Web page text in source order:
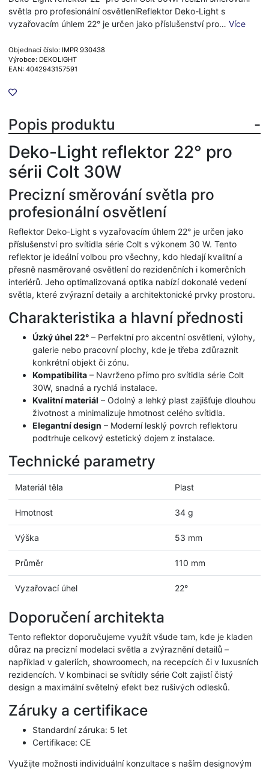
světla pro profesionální osvětleníReflektor Deko-Light s
vyzařovacím úhlem 22° je určen jako příslušenství pro… Více
Objednací číslo: IMPR 930438
Výrobce: DEKOLIGHT
EAN: 4042943157591
Popis produktu
Deko-Light reflektor 22° pro
sérii Colt 30W
Precizní směrování světla pro
profesionální osvětlení
Reflektor Deko-Light s vyzařovacím úhlem 22° je určen jako
příslušenství pro svítidla série Colt s výkonem 30 W. Tento
reflektor je ideální volbou pro všechny, kdo hledají kvalitní a
přesně nasměrované osvětlení do rezidenčních i komerčních
interiérů. Jeho optimalizovaná optika nabízí dokonalé vedení
světla, které zvýrazní detaily a architektonické prvky prostoru.
Charakteristika a hlavní přednosti
Úzký úhel 22° – Perfektní pro akcentní osvětlení, výlohy,
galerie nebo pracovní plochy, kde je třeba zdůraznit
konkrétní objekt či zónu.
Kompatibilita – Navrženo přímo pro svítidla série Colt
30W, snadná a rychlá instalace.
Kvalitní materiál – Odolný a lehký plast zajišťuje dlouhou
životnost a minimalizuje hmotnost celého svítidla.
Elegantní design – Moderní lesklý povrch reflektoru
podtrhuje celkový estetický dojem z instalace.
Technické parametry
Materiál těla Plast
Hmotnost 34 g
Výška 53 mm
Průměr 110 mm
Vyzařovací úhel 22°
Doporučení architekta
Tento reflektor doporučujeme využít všude tam, kde je kladen
důraz na precizní modelaci světla a zvýraznění detailů –
například v galeriích, showroomech, na recepcích či v luxusních
rezidencích. V kombinaci se svítidly série Colt zajistí čistý
design a maximální světelný efekt bez rušivých odlesků.
Záruky a certifikace
Standardní záruka: 5 let
Certifikace: CE
Využijte možnosti individuální konzultace s naším designovým